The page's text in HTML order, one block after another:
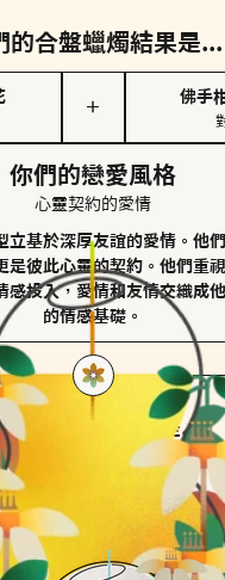
的合盤蠟燭結果是...
＋
佛手
你們的戀愛風格
心靈契約的愛情
立基於深厚友誼的愛情。他
是彼此心靈的契約。他們重
感投入，愛情和友情交織成
的情感基礎。
方 的主調蠟燭是...